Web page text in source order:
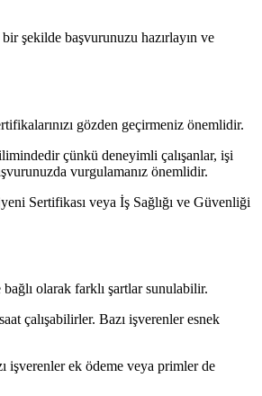
şekilde başvurunuzu hazırlayın ve
gözden geçirmeniz önemlidir.
çünkü deneyimli çalışanlar, işi
vurgulamanız önemlidir.
Sertifikası veya İş Sağlığı ve Güvenliği
olarak farklı şartlar sunulabilir.
çalışabilirler. Bazı işverenler esnek
işverenler ek ödeme veya primler de